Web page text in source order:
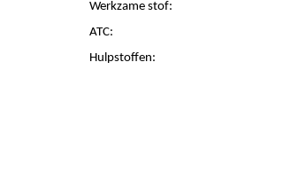
Werkzame stof:
ATC:
Hulpstoffen: